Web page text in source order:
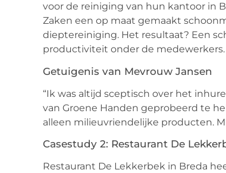
voor de reiniging van hun kantoor in
Zaken een op maat gemaakt
dieptereiniging. Het resultaat? Een
productiviteit onder de medewerkers.
Getuigenis van Mevrouw Jansen
“Ik was altijd sceptisch over het
van Groene Handen geprobeerd te
alleen milieuvriendelijke producten.
Casestudy 2: Restaurant De
Restaurant De Lekkerbek in Breda